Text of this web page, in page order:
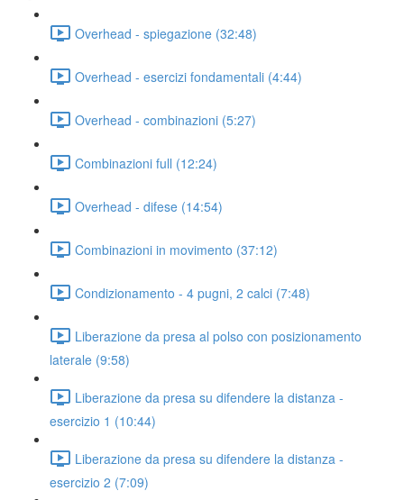
Overhead - spiegazione (32:48)
Overhead - esercizi fondamentali (4:44)
Overhead - combinazioni (5:27)
Combinazioni full (12:24)
Overhead - difese (14:54)
Combinazioni in movimento (37:12)
Condizionamento - 4 pugni, 2 calci (7:48)
Liberazione da presa al polso con posizionamento
laterale (9:58)
Liberazione da presa su difendere la distanza -
esercizio 1 (10:44)
Liberazione da presa su difendere la distanza -
esercizio 2 (7:09)